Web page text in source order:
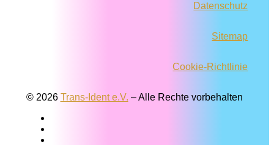
Datenschutz
Sitemap
Cookie-Richtlinie
© 2026 Trans-Ident e.V. – Alle Rechte vorbehalten